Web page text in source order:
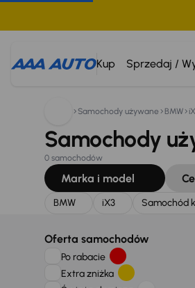
Kup Sprzedaj /
Szukam:
Samochody używane BMW
Samochody
0 samochodów
Marka i model
BMW iX3 Samochód
Oferta samochodów
Po rabacie
Extra zniżka